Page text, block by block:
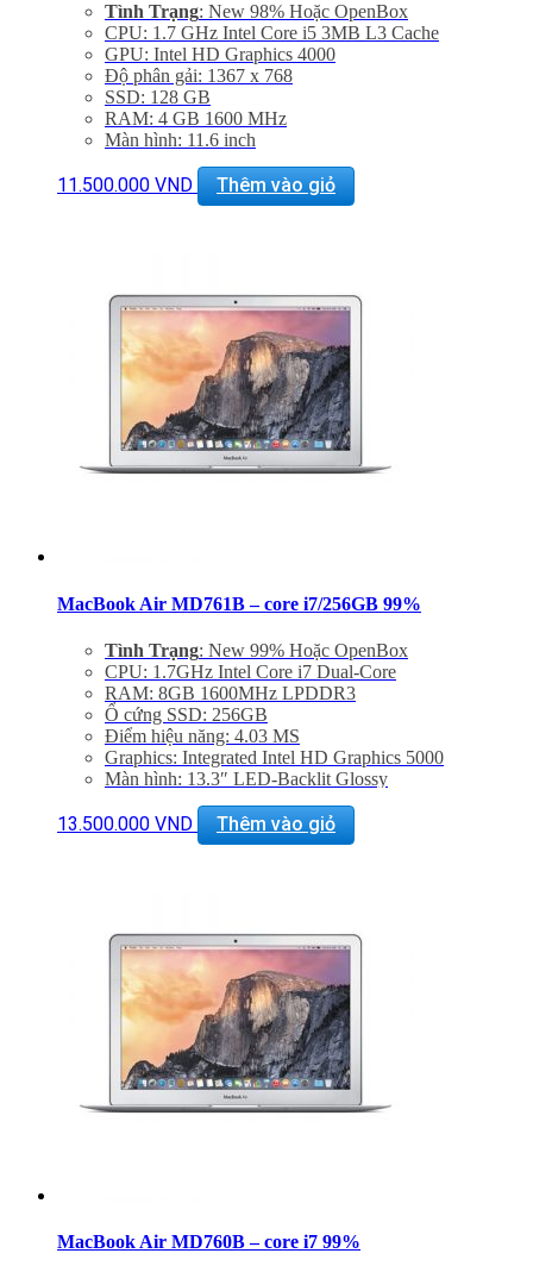
Tình Trạng: New 98% Hoặc OpenBox
CPU: 1.7 GHz Intel Core i5 3MB L3 Cache
GPU: Intel HD Graphics 4000
Độ phân gải: 1367 x 768
SSD: 128 GB
RAM: 4 GB 1600 MHz
Màn hình: 11.6 inch
Thiết bị nghe nhìn: 720p FaceTime HD Camera,
SDXC Card Slot
Bảo hành 3 tháng, đổi trả trong 15 ngày
Miễn phí vận chuyển trên toàn quốc
Miễn phí hỗ trợ cài đặt phần mềm
11.500.000 VND Thêm vào giỏ
MacBook Air MD761B – core i7/256GB 99%
Tình Trạng: New 99% Hoặc OpenBox
CPU: 1.7GHz Intel Core i7 Dual-Core
RAM: 8GB 1600MHz LPDDR3
Ổ cứng SSD: 256GB
Điểm hiệu năng: 4.03 MS
Graphics: Integrated Intel HD Graphics 5000
Màn hình: 13.3″ LED-Backlit Glossy
Cổng mạng: 802.11ac Wi-Fi, Bluetooth 4.0
Khe cắm: Dual USB 3.0 Ports, One Thunderbolt Port
Giảm 20% khi mua phụ kiện túi chống sốc và dán
máy
Bảo hành 6 tháng, đổi trả trong 15 ngày
Miễn phí vận chuyển trên toàn quốc
Miễn phí hỗ trợ cài đặt phần mềm
13.500.000 VND Thêm vào giỏ
MacBook Air MD760B – core i7 99%